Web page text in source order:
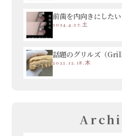
前歯を内向きにしたい
2024.4.27.土
話題のグリルズ（
2025.12.18.木